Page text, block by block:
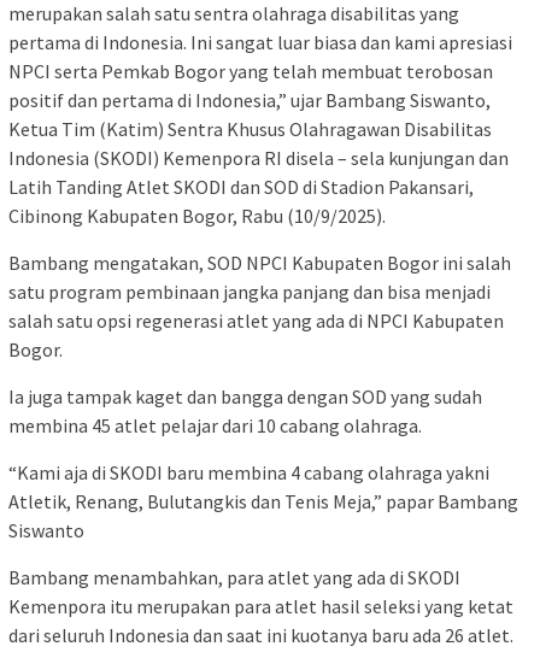
merupakan salah satu sentra olahraga disabilitas yang
pertama di Indonesia. Ini sangat luar biasa dan kami apresiasi
NPCI serta Pemkab Bogor yang telah membuat terobosan
positif dan pertama di Indonesia,” ujar Bambang Siswanto,
Ketua Tim (Katim) Sentra Khusus Olahragawan Disabilitas
Indonesia (SKODI) Kemenpora RI disela – sela kunjungan dan
Latih Tanding Atlet SKODI dan SOD di Stadion Pakansari,
Cibinong Kabupaten Bogor, Rabu (10/9/2025).
Bambang mengatakan, SOD NPCI Kabupaten Bogor ini salah
satu program pembinaan jangka panjang dan bisa menjadi
salah satu opsi regenerasi atlet yang ada di NPCI Kabupaten
Bogor.
Ia juga tampak kaget dan bangga dengan SOD yang sudah
membina 45 atlet pelajar dari 10 cabang olahraga.
“Kami aja di SKODI baru membina 4 cabang olahraga yakni
Atletik, Renang, Bulutangkis dan Tenis Meja,” papar Bambang
Siswanto
Bambang menambahkan, para atlet yang ada di SKODI
Kemenpora itu merupakan para atlet hasil seleksi yang ketat
dari seluruh Indonesia dan saat ini kuotanya baru ada 26 atlet.